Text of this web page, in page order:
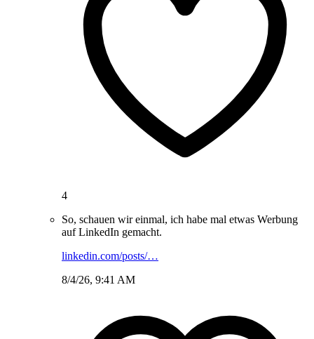
4
So, schauen wir einmal, ich habe mal etwas Werbung
auf LinkedIn gemacht.
linkedin.com/posts/…
8/4/26, 9:41 AM